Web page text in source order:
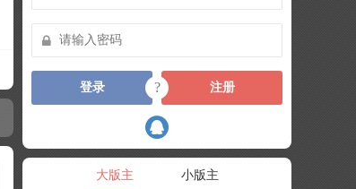
登录 ? 注册
大版主 小版主